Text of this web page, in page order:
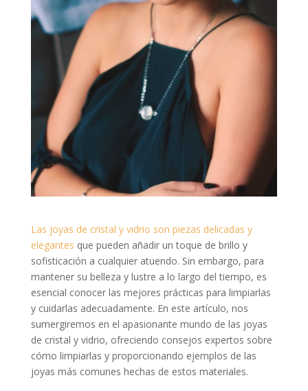
Las joyas de cristal y vidrio son piezas delicadas y
elegantes que pueden añadir un toque de brillo y
sofisticación a cualquier atuendo. Sin embargo, para
mantener su belleza y lustre a lo largo del tiempo, es
esencial conocer las mejores prácticas para limpiarlas
y cuidarlas adecuadamente. En este artículo, nos
sumergiremos en el apasionante mundo de las joyas
de cristal y vidrio, ofreciendo consejos expertos sobre
cómo limpiarlas y proporcionando ejemplos de las
joyas más comunes hechas de estos materiales.